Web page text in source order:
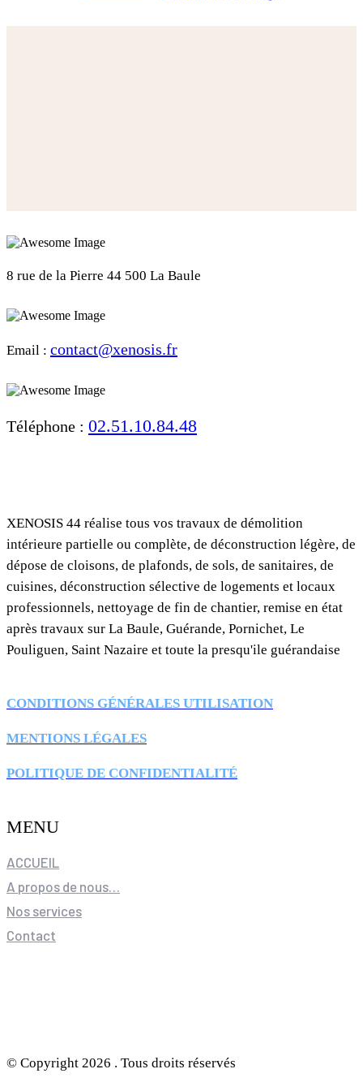
8 rue de la Pierre 44 500 La Baule
Email : contact@xenosis.fr
Téléphone : 02.51.10.84.48
XENOSIS 44 réalise tous vos travaux de démolition
intérieure partielle ou complète, de déconstruction légère, de
dépose de cloisons, de plafonds, de sols, de sanitaires, de
cuisines, déconstruction sélective de logements et locaux
professionnels, nettoyage de fin de chantier, remise en état
après travaux sur La Baule, Guérande, Pornichet, Le
Pouliguen, Saint Nazaire et toute la presqu'ile guérandaise
CONDITIONS GÉNÉRALES UTILISATION
MENTIONS LÉGALES
POLITIQUE DE CONFIDENTIALITÉ
MENU
ACCUEIL
A propos de nous…
Nos services
Contact
© Copyright 2026 . Tous droits réservés